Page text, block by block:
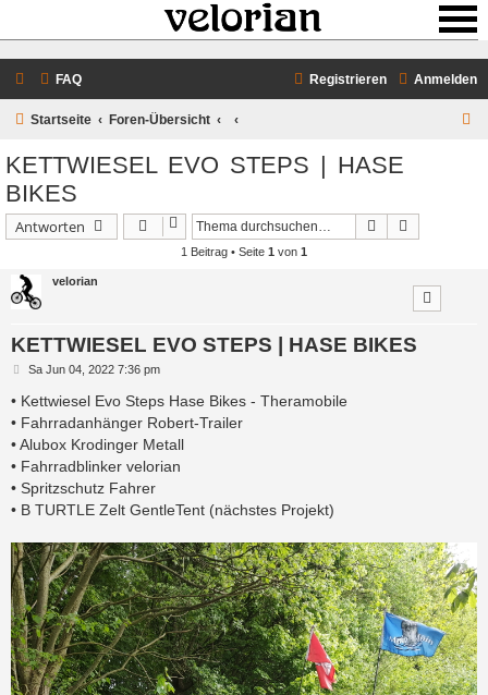
FAQ Anmelden
Registrieren
Startseite Foren-Übersicht
KETTWIESEL EVO STEPS | HASE
BIKES
Antworten Suche
1 Beitrag • Seite 1 von 1
velorian
KETTWIESEL EVO STEPS | HASE BIKES
B
i
r
a
g
Sa Jun 04, 2022 7:36 pm
• Kettwiesel Evo Steps Hase Bikes - Theramobile
• Fahrradanhänger Robert-Trailer
• Alubox Krodinger Metall
• Fahrradblinker velorian
• Spritzschutz Fahrer
• B TURTLE Zelt GentleTent (nächstes Projekt)